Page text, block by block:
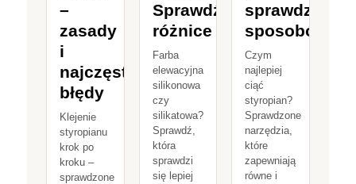
–
zasady
i
najczęstsze
błędy
Klejenie
styropianu
krok po
kroku –
sprawdzone
Sprawdź
różnice
Farba
elewacyjna
silikonowa
czy
silikatowa?
Sprawdź,
która
sprawdzi
się lepiej
sposobów
Czym
najlepiej
ciąć
styropian?
Sprawdzone
narzędzia,
które
zapewniają
równe i